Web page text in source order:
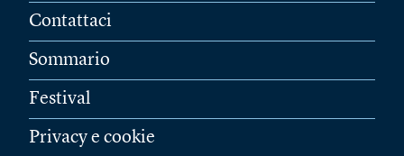
Contattaci
Sommario
Festival
Privacy e cookie